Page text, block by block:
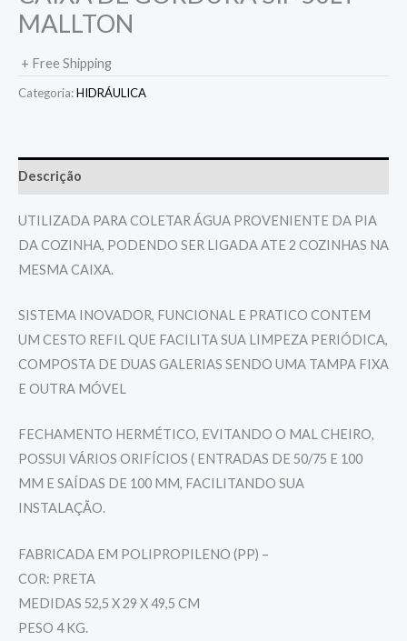
MALLTON
+ Free Shipping
Categoria:HIDRÁULICA
Descrição
UTILIZADA PARA COLETAR ÁGUA PROVENIENTE DA PIA
DA COZINHA, PODENDO SER LIGADA ATE 2 COZINHAS NA
MESMA CAIXA.
SISTEMA INOVADOR, FUNCIONAL E PRATICO CONTEM
UM CESTO REFIL QUE FACILITA SUA LIMPEZA PERIÓDICA,
COMPOSTA DE DUAS GALERIAS SENDO UMA TAMPA FIXA
E OUTRA MÓVEL
FECHAMENTO HERMÉTICO, EVITANDO O MAL CHEIRO,
POSSUI VÁRIOS ORIFÍCIOS ( ENTRADAS DE 50/75 E 100
MM E SAÍDAS DE 100 MM, FACILITANDO SUA
INSTALAÇÃO.
FABRICADA EM POLIPROPILENO (PP) –
COR: PRETA
MEDIDAS 52,5 X 29 X 49,5 CM
PESO 4 KG.